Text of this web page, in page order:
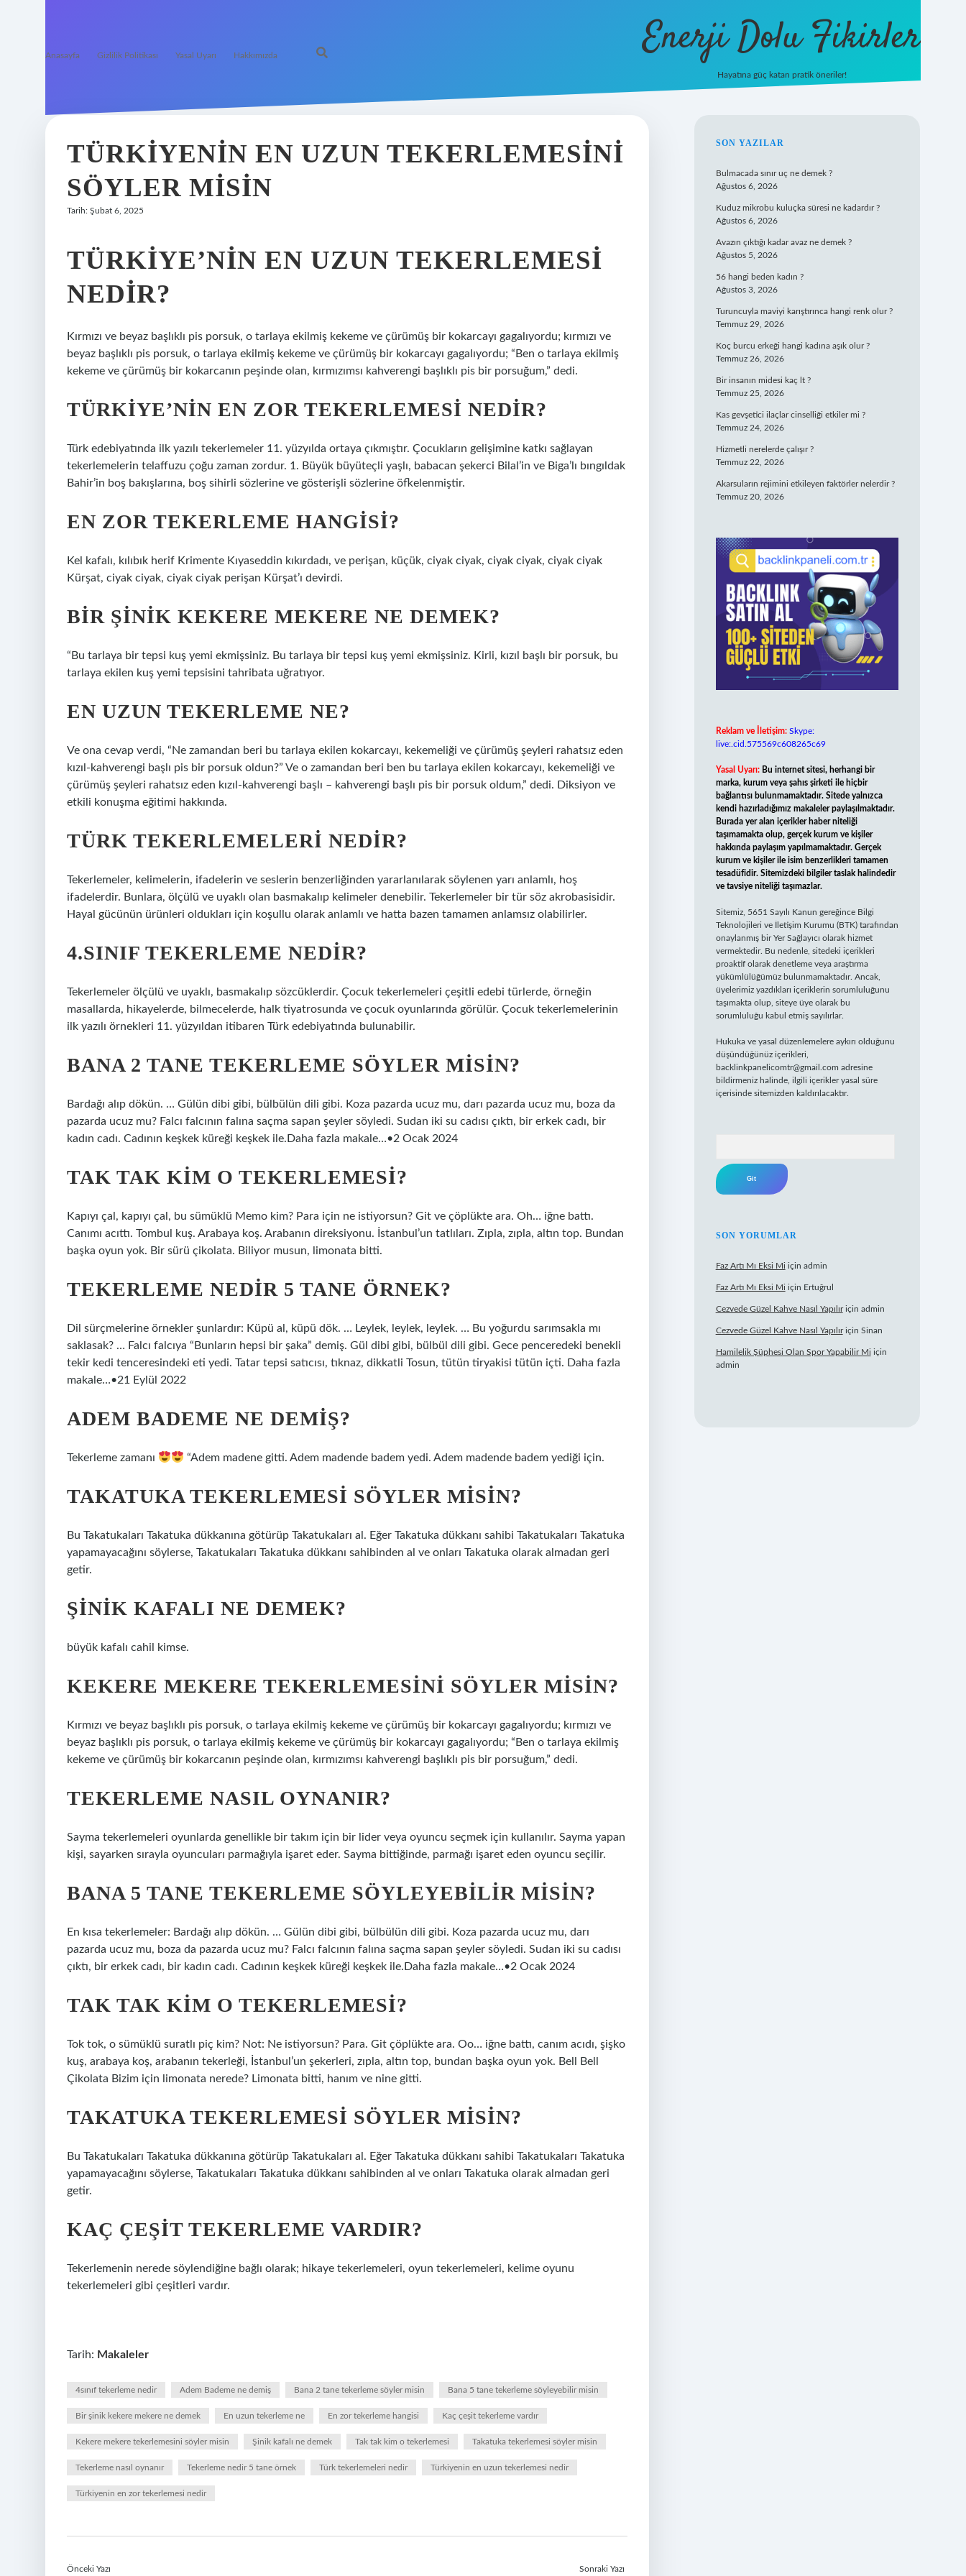
Anasayfa Gizlilik Politikası Yasal Uyarı Hakkımızda Enerji Dolu Fikirler
Hayatına güç katan pratik öneriler!
TÜRKIYENIN EN UZUN TEKERLEMESINI
SÖYLER MISIN
Tarih: Şubat 6, 2025
TÜRKIYE’NIN EN UZUN TEKERLEMESI
NEDIR?
Kırmızı ve beyaz başlıklı pis porsuk, o tarlaya ekilmiş kekeme ve çürümüş bir kokarcayı gagalıyordu; kırmızı ve
beyaz başlıklı pis porsuk, o tarlaya ekilmiş kekeme ve çürümüş bir kokarcayı gagalıyordu; “Ben o tarlaya ekilmiş
kekeme ve çürümüş bir kokarcanın peşinde olan, kırmızımsı kahverengi başlıklı pis bir porsuğum,” dedi.
TÜRKIYE’NIN EN ZOR TEKERLEMESI NEDIR?
Türk edebiyatında ilk yazılı tekerlemeler 11. yüzyılda ortaya çıkmıştır. Çocukların gelişimine katkı sağlayan
tekerlemelerin telaffuzu çoğu zaman zordur. 1. Büyük büyüteçli yaşlı, babacan şekerci Bilal’in ve Biga’lı bıngıldak
Bahir’in boş bakışlarına, boş sihirli sözlerine ve gösterişli sözlerine öfkelenmiştir.
EN ZOR TEKERLEME HANGISI?
Kel kafalı, kılıbık herif Krimente Kıyaseddin kıkırdadı, ve perişan, küçük, ciyak ciyak, ciyak ciyak, ciyak ciyak
Kürşat, ciyak ciyak, ciyak ciyak perişan Kürşat’ı devirdi.
BIR ŞINIK KEKERE MEKERE NE DEMEK?
“Bu tarlaya bir tepsi kuş yemi ekmişsiniz. Bu tarlaya bir tepsi kuş yemi ekmişsiniz. Kirli, kızıl başlı bir porsuk, bu
tarlaya ekilen kuş yemi tepsisini tahribata uğratıyor.
EN UZUN TEKERLEME NE?
Ve ona cevap verdi, “Ne zamandan beri bu tarlaya ekilen kokarcayı, kekemeliği ve çürümüş şeyleri rahatsız eden
kızıl-kahverengi başlı pis bir porsuk oldun?” Ve o zamandan beri ben bu tarlaya ekilen kokarcayı, kekemeliği ve
çürümüş şeyleri rahatsız eden kızıl-kahverengi başlı – kahverengi başlı pis bir porsuk oldum,” dedi. Diksiyon ve
etkili konuşma eğitimi hakkında.
TÜRK TEKERLEMELERI NEDIR?
Tekerlemeler, kelimelerin, ifadelerin ve seslerin benzerliğinden yararlanılarak söylenen yarı anlamlı, hoş
ifadelerdir. Bunlara, ölçülü ve uyaklı olan basmakalıp kelimeler denebilir. Tekerlemeler bir tür söz akrobasisidir.
Hayal gücünün ürünleri oldukları için koşullu olarak anlamlı ve hatta bazen tamamen anlamsız olabilirler.
4.SINIF TEKERLEME NEDIR?
Tekerlemeler ölçülü ve uyaklı, basmakalıp sözcüklerdir. Çocuk tekerlemeleri çeşitli edebi türlerde, örneğin
masallarda, hikayelerde, bilmecelerde, halk tiyatrosunda ve çocuk oyunlarında görülür. Çocuk tekerlemelerinin
ilk yazılı örnekleri 11. yüzyıldan itibaren Türk edebiyatında bulunabilir.
BANA 2 TANE TEKERLEME SÖYLER MISIN?
Bardağı alıp dökün. … Gülün dibi gibi, bülbülün dili gibi. Koza pazarda ucuz mu, darı pazarda ucuz mu, boza da
pazarda ucuz mu? Falcı falcının falına saçma sapan şeyler söyledi. Sudan iki su cadısı çıktı, bir erkek cadı, bir
kadın cadı. Cadının keşkek küreği keşkek ile.Daha fazla makale…•2 Ocak 2024
TAK TAK KIM O TEKERLEMESI?
Kapıyı çal, kapıyı çal, bu sümüklü Memo kim? Para için ne istiyorsun? Git ve çöplükte ara. Oh… iğne battı.
Canımı acıttı. Tombul kuş. Arabaya koş. Arabanın direksiyonu. İstanbul’un tatlıları. Zıpla, zıpla, altın top. Bundan
başka oyun yok. Bir sürü çikolata. Biliyor musun, limonata bitti.
TEKERLEME NEDIR 5 TANE ÖRNEK?
Dil sürçmelerine örnekler şunlardır: Küpü al, küpü dök. … Leylek, leylek, leylek. … Bu yoğurdu sarımsakla mı
saklasak? … Falcı falcıya “Bunların hepsi bir şaka” demiş. Gül dibi gibi, bülbül dili gibi. Gece penceredeki benekli
tekir kedi tenceresindeki eti yedi. Tatar tepsi satıcısı, tıknaz, dikkatli Tosun, tütün tiryakisi tütün içti. Daha fazla
makale…•21 Eylül 2022
ADEM BADEME NE DEMIŞ?
Tekerleme zamanı “Adem madene gitti. Adem madende badem yedi. Adem madende badem yediği için.
TAKATUKA TEKERLEMESI SÖYLER MISIN?
Bu Takatukaları Takatuka dükkanına götürüp Takatukaları al. Eğer Takatuka dükkanı sahibi Takatukaları Takatuka
yapamayacağını söylerse, Takatukaları Takatuka dükkanı sahibinden al ve onları Takatuka olarak almadan geri
getir.
ŞINIK KAFALI NE DEMEK?
büyük kafalı cahil kimse.
KEKERE MEKERE TEKERLEMESINI SÖYLER MISIN?
Kırmızı ve beyaz başlıklı pis porsuk, o tarlaya ekilmiş kekeme ve çürümüş bir kokarcayı gagalıyordu; kırmızı ve
beyaz başlıklı pis porsuk, o tarlaya ekilmiş kekeme ve çürümüş bir kokarcayı gagalıyordu; “Ben o tarlaya ekilmiş
kekeme ve çürümüş bir kokarcanın peşinde olan, kırmızımsı kahverengi başlıklı pis bir porsuğum,” dedi.
TEKERLEME NASIL OYNANIR?
Sayma tekerlemeleri oyunlarda genellikle bir takım için bir lider veya oyuncu seçmek için kullanılır. Sayma yapan
kişi, sayarken sırayla oyuncuları parmağıyla işaret eder. Sayma bittiğinde, parmağı işaret eden oyuncu seçilir.
BANA 5 TANE TEKERLEME SÖYLEYEBILIR MISIN?
En kısa tekerlemeler: Bardağı alıp dökün. … Gülün dibi gibi, bülbülün dili gibi. Koza pazarda ucuz mu, darı
pazarda ucuz mu, boza da pazarda ucuz mu? Falcı falcının falına saçma sapan şeyler söyledi. Sudan iki su cadısı
çıktı, bir erkek cadı, bir kadın cadı. Cadının keşkek küreği keşkek ile.Daha fazla makale…•2 Ocak 2024
TAK TAK KIM O TEKERLEMESI?
Tok tok, o sümüklü suratlı piç kim? Not: Ne istiyorsun? Para. Git çöplükte ara. Oo… iğne battı, canım acıdı, şişko
kuş, arabaya koş, arabanın tekerleği, İstanbul’un şekerleri, zıpla, altın top, bundan başka oyun yok. Bell Bell
Çikolata Bizim için limonata nerede? Limonata bitti, hanım ve nine gitti.
TAKATUKA TEKERLEMESI SÖYLER MISIN?
Bu Takatukaları Takatuka dükkanına götürüp Takatukaları al. Eğer Takatuka dükkanı sahibi Takatukaları Takatuka
yapamayacağını söylerse, Takatukaları Takatuka dükkanı sahibinden al ve onları Takatuka olarak almadan geri
getir.
KAÇ ÇEŞIT TEKERLEME VARDIR?
Tekerlemenin nerede söylendiğine bağlı olarak; hikaye tekerlemeleri, oyun tekerlemeleri, kelime oyunu
tekerlemeleri gibi çeşitleri vardır.
Tarih: Makaleler
4sınıf tekerleme nedir Adem Bademe ne demiş Bana 2 tane tekerleme söyler misin Bana 5 tane tekerleme söyleyebilir misin
Bir şinik kekere mekere ne demek En uzun tekerleme ne En zor tekerleme hangisi Kaç çeşit tekerleme vardır
Kekere mekere tekerlemesini söyler misin Şinik kafalı ne demek Tak tak kim o tekerlemesi Takatuka tekerlemesi söyler misin
Tekerleme nasıl oynanır Tekerleme nedir 5 tane örnek Türk tekerlemeleri nedir Türkiyenin en uzun tekerlemesi nedir
Türkiyenin en zor tekerlemesi nedir
Önceki Yazı Sonraki Yazı
SIDEBAR
SON YAZILAR
Bulmacada sınır uç ne demek ?
Ağustos 6, 2026
Kuduz mikrobu kuluçka süresi ne kadardır ?
Ağustos 6, 2026
Avazın çıktığı kadar avaz ne demek ?
Ağustos 5, 2026
56 hangi beden kadın ?
Ağustos 3, 2026
Turuncuyla maviyi karıştırınca hangi renk olur ?
Temmuz 29, 2026
Koç burcu erkeği hangi kadına aşık olur ?
Temmuz 26, 2026
Bir insanın midesi kaç lt ?
Temmuz 25, 2026
Kas gevşetici ilaçlar cinselliği etkiler mi ?
Temmuz 24, 2026
Hizmetli nerelerde çalışır ?
Temmuz 22, 2026
Akarsuların rejimini etkileyen faktörler nelerdir ?
Temmuz 20, 2026
Reklam ve İletişim: Skype:
live:.cid.575569c608265c69
Yasal Uyarı: Bu internet sitesi, herhangi bir
marka, kurum veya şahıs şirketi ile hiçbir
bağlantısı bulunmamaktadır. Sitede yalnızca
kendi hazırladığımız makaleler paylaşılmaktadır.
Burada yer alan içerikler haber niteliği
taşımamakta olup, gerçek kurum ve kişiler
hakkında paylaşım yapılmamaktadır. Gerçek
kurum ve kişiler ile isim benzerlikleri tamamen
tesadüfidir. Sitemizdeki bilgiler taslak halindedir
ve tavsiye niteliği taşımazlar.
Sitemiz, 5651 Sayılı Kanun gereğince Bilgi
Teknolojileri ve İletişim Kurumu (BTK) tarafından
onaylanmış bir Yer Sağlayıcı olarak hizmet
vermektedir. Bu nedenle, sitedeki içerikleri
proaktif olarak denetleme veya araştırma
yükümlülüğümüz bulunmamaktadır. Ancak,
üyelerimiz yazdıkları içeriklerin sorumluluğunu
taşımakta olup, siteye üye olarak bu
sorumluluğu kabul etmiş sayılırlar.
Hukuka ve yasal düzenlemelere aykırı olduğunu
düşündüğünüz içerikleri,
backlinkpanelicomtr@gmail.com adresine
bildirmeniz halinde, ilgili içerikler yasal süre
içerisinde sitemizden kaldırılacaktır.
SON YORUMLAR
Faz Artı Mı Eksi Mi için admin
Faz Artı Mı Eksi Mi için Ertuğrul
Cezvede Güzel Kahve Nasıl Yapılıriçin admin
Cezvede Güzel Kahve Nasıl Yapılıriçin Sinan
Hamilelik Şüphesi Olan Spor Yapabilir Mi için
admin